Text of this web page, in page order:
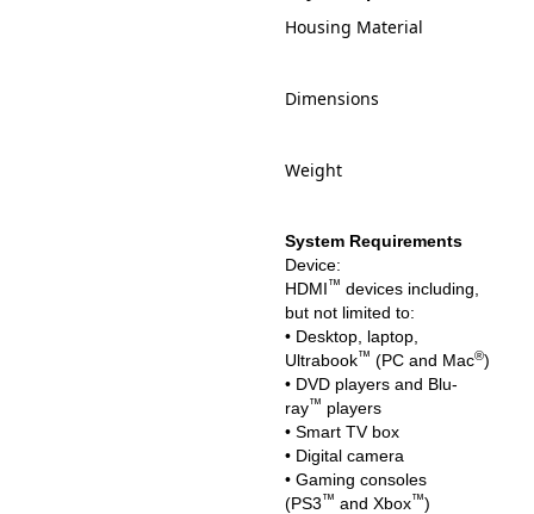
Housing Material
Dimensions
Weight
System Requirements
Device:
HDMI™ devices including,
but not limited to:
• Desktop, laptop,
Ultrabook™ (PC and Mac®)
• DVD players and Blu-
ray™ players
• Smart TV box
• Digital camera
• Gaming consoles
(PS3™ and Xbox™)